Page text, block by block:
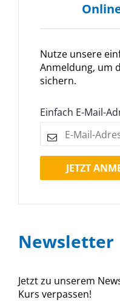
Newsletter
Jetzt zu unserem
Kurs verpassen!
Nutze unsere
Anmeldung, um
sichern.
Einfach E-Mail-
JETZT